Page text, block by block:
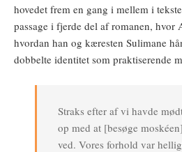
hovedet frem en gang i mellem i
passage i fjerde del af romanen, hvor
hvordan han og kæresten Sulimane
dobbelte identitet som praktiserende
Straks efter af vi havde
op med at [besøge
ved. Vores forhold var